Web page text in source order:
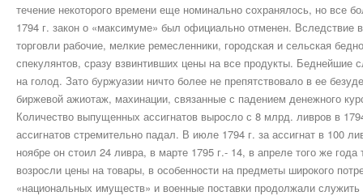
течение некоторого времени еще номинально сохранялось, но все
1794 г. закон о «максимуме» был официально отменен. Вследствие
торговли рабочие, мелкие ремесленники, городская и сельcкая
спекулянтов, сразу взвинтивших цены на все продукты. Беднейшие
на голод. Зато буржуазии ничто более не препятствовало в ее
биржевой ажиотаж, махинации, связанные с падением денежного
Количество выпущенных ассигнатов выросло с 8 млрд. ливров в
ассигнатов стремительно падал. В июле 1794 г. за ассигнат в 100
ноябре он стоил 24 ливра, в марте 1795 г.- 14, в апреле того же года
возросли цены на товары, в особенности на предметы широкого
«национальных имуществ» и военные поставки продолжали